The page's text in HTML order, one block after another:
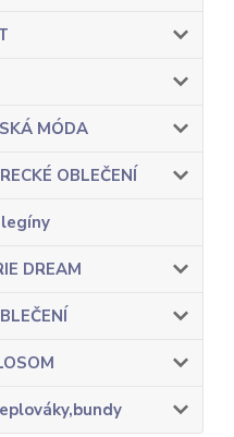
MÓDA
OBLEČENÍ
legíny
DREAM